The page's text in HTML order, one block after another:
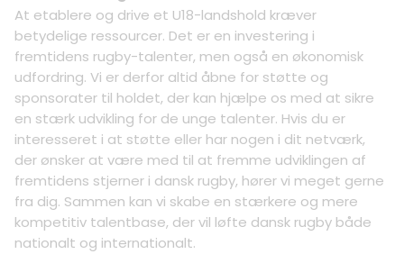
At etablere og drive et U18-landshold kræver
betydelige ressourcer. Det er en investering i
fremtidens rugby-talenter, men også en økonomisk
udfordring. Vi er derfor altid åbne for støtte og
sponsorater til holdet, der kan hjælpe os med at sikre
en stærk udvikling for de unge talenter. Hvis du er
interesseret i at støtte eller har nogen i dit netværk,
der ønsker at være med til at fremme udviklingen af
fremtidens stjerner i dansk rugby, hører vi meget gerne
fra dig. Sammen kan vi skabe en stærkere og mere
kompetitiv talentbase, der vil løfte dansk rugby både
nationalt og internationalt.